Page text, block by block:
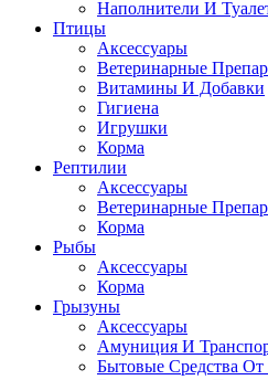
Наполнители И
Птицы
Аксессуары
Ветеринарные
Витамины И Добавки
Гигиена
Игрушки
Корма
Рептилии
Аксессуары
Ветеринарные
Корма
Рыбы
Аксессуары
Корма
Грызуны
Аксессуары
Амуниция И
Бытовые Средства От